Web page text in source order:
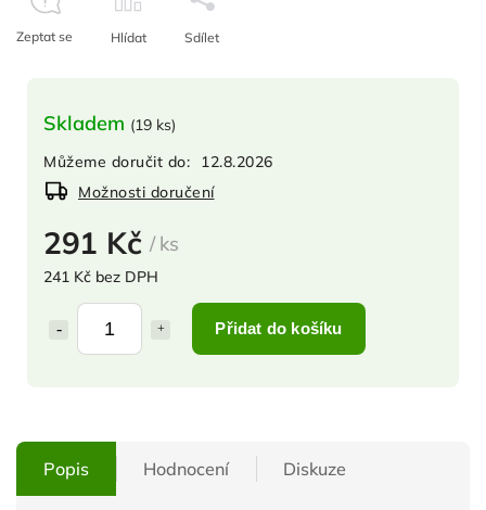
291 Kč / ks
241 Kč bez DPH
Přidat do košíku
Skladem (19 ks)
Můžeme doručit do:
12.8.2026
Možnosti doručení
Zeptat se Hlídat Sdílet
Popis Hodnocení Diskuze